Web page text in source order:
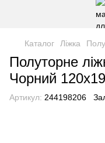
Каталог Ліжка
Полуторне
Чорний
Артикул: 244198206